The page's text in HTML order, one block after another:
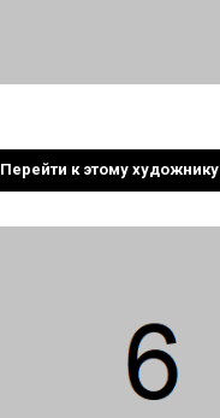
Перейти к этому художнику